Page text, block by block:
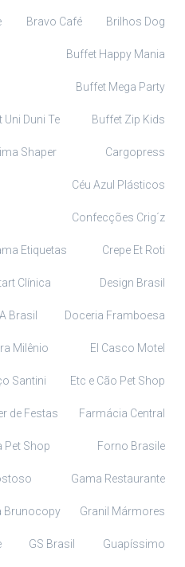
Bravo Café Brilhos Dog
Buffet Happy Mania
Buffet Mega Party
Uni Duni Te Buffet Zip Kids
Shaper Cargopress
Céu Azul Plásticos
Confecções Crig´z
Etiquetas Crepe Et Roti
Clínica Design Brasil
Brasil Doceria Framboesa
Milênio El Casco Motel
Santini Etc e Cão Pet Shop
de Festas Farmácia Central
Pet Shop Forno Brasile
Gama Restaurante
Brunocopy Granil Mármores
GS Brasil Guapíssimo